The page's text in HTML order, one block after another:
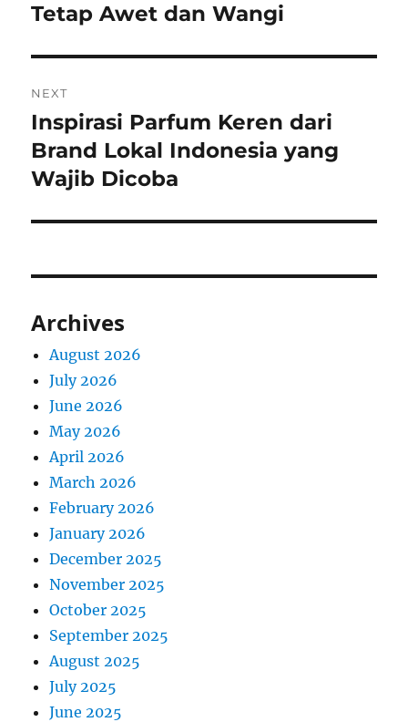
post:
Tetap Awet dan Wangi
NEXT
Next
post:
Inspirasi Parfum Keren dari
Brand Lokal Indonesia yang
Wajib Dicoba
Archives
August 2026
July 2026
June 2026
May 2026
April 2026
March 2026
February 2026
January 2026
December 2025
November 2025
October 2025
September 2025
August 2025
July 2025
June 2025